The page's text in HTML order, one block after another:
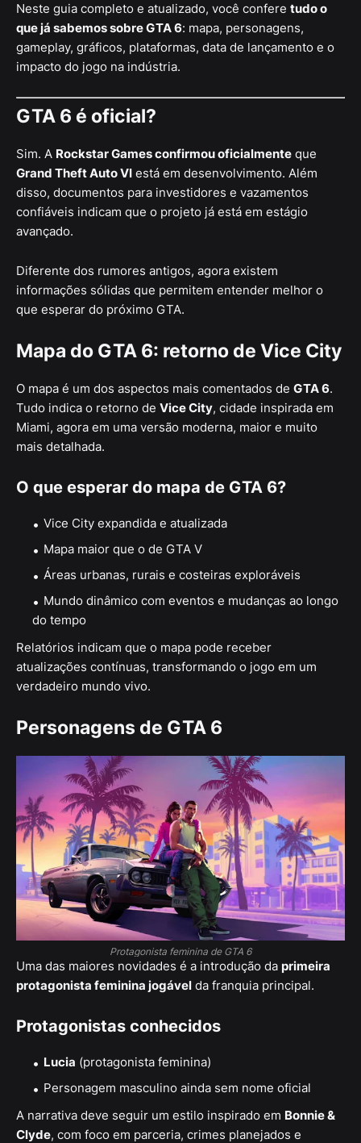
Neste guia completo e atualizado, você confere tudo o
que já sabemos sobre GTA 6: mapa, personagens,
gameplay, gráficos, plataformas, data de lançamento e o
impacto do jogo na indústria.
GTA 6 é oficial?
Sim. A Rockstar Games confirmou oficialmente que
Grand Theft Auto VI está em desenvolvimento. Além
disso, documentos para investidores e vazamentos
confiáveis indicam que o projeto já está em estágio
avançado.
Diferente dos rumores antigos, agora existem
informações sólidas que permitem entender melhor o
que esperar do próximo GTA.
Mapa do GTA 6: retorno de Vice City
O mapa é um dos aspectos mais comentados de GTA 6.
Tudo indica o retorno de Vice City, cidade inspirada em
Miami, agora em uma versão moderna, maior e muito
mais detalhada.
O que esperar do mapa de GTA 6?
Vice City expandida e atualizada
Mapa maior que o de GTA V
Áreas urbanas, rurais e costeiras exploráveis
Mundo dinâmico com eventos e mudanças ao longo
do tempo
Relatórios indicam que o mapa pode receber
atualizações contínuas, transformando o jogo em um
verdadeiro mundo vivo.
Personagens de GTA 6
Protagonista feminina de GTA 6
Uma das maiores novidades é a introdução da primeira
protagonista feminina jogável da franquia principal.
Protagonistas conhecidos
Lucia (protagonista feminina)
Personagem masculino ainda sem nome oficial
A narrativa deve seguir um estilo inspirado em Bonnie &
Clyde, com foco em parceria, crimes planejados e